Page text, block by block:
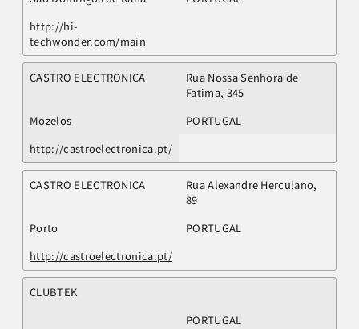
http://hi-
techwonder.com/main
CASTRO ELECTRONICA
Rua Nossa Senhora de
Fatima, 345
Mozelos
PORTUGAL
http://castroelectronica.pt/
CASTRO ELECTRONICA
Rua Alexandre Herculano,
89
Porto
PORTUGAL
http://castroelectronica.pt/
CLUBTEK
PORTUGAL